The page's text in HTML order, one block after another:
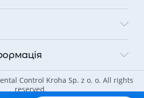
Control Kroha Sp. z o. o. All rights
reserved.